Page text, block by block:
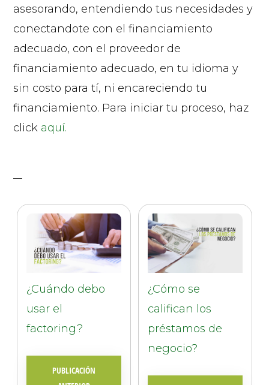
asesorando, entendiendo tus necesidades y
conectandote con el financiamiento
adecuado, con el proveedor de
financiamiento adecuado, en tu idioma y
sin costo para tí, ni encareciendo tu
financiamiento. Para iniciar tu proceso, haz
click aquí.
¿Cuándo debo
usar el
factoring?
PUBLICACIÓN
¿Cómo se
califican los
préstamos de
negocio?